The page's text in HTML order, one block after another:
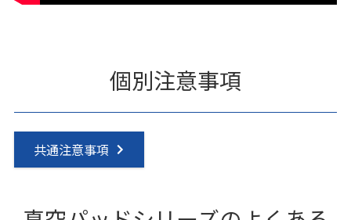
個別注意事項
共通注意事項